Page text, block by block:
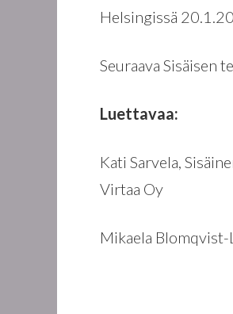
Helsingissä
Seuraava Sisäisen
Luettavaa:
Kati Sarvela,
Virtaa Oy
Mikaela